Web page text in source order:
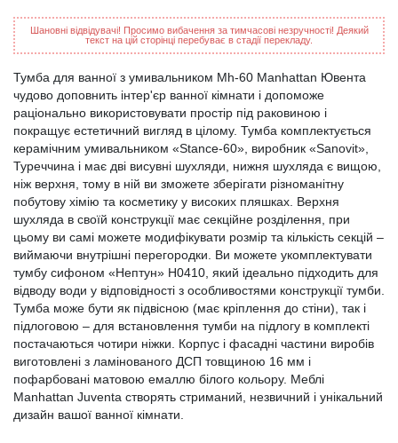
Шановні відвідувачі! Просимо вибачення за тимчасові незручності! Деякий
текст на цій сторінці перебуває в стадії перекладу.
Тумба для ванної з умивальником Mh-60 Manhattan Ювента
чудово доповнить інтер'єр ванної кімнати і допоможе
раціонально використовувати простір під раковиною і
покращує естетичний вигляд в цілому. Тумба комплектується
керамічним умивальником «Stance-60», виробник «Sanovit»,
Туреччина і має дві висувні шухляди, нижня шухляда є вищою,
ніж верхня, тому в ній ви зможете зберігати різноманітну
побутову хімію та косметику у високих пляшках. Верхня
шухляда в своїй конструкції має секційне розділення, при
цьому ви самі можете модифікувати розмір та кількість секцій –
виймаючи внутрішні перегородки. Ви можете укомплектувати
тумбу сифоном «Нептун» Н0410, який ідеально підходить для
відводу води у відповідності з особливостями конструкції тумби.
Тумба може бути як підвісною (має кріплення до стіни), так і
підлоговою – для встановлення тумби на підлогу в комплекті
постачаються чотири ніжки. Корпус і фасадні частини виробів
виготовлені з ламінованого ДСП товщиною 16 мм і
пофарбовані матовою емаллю білого кольору. Меблі
Manhattan Juventa створять стриманий, незвичний і унікальний
дизайн вашої ванної кімнати.